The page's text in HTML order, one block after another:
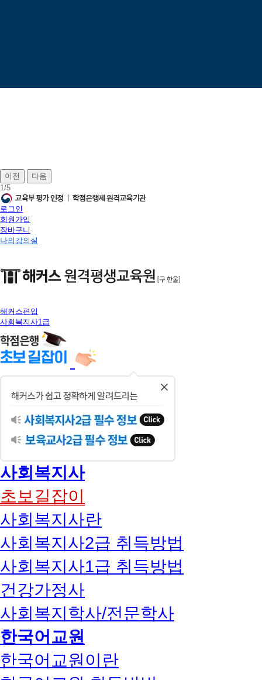
이전
다음
1/5
로그인
회원가입
장바구니
나의강의실
해커스편입
사회복지사1급
사회복지사
초보길잡이
사회복지사란
사회복지사2급 취득방법
사회복지사1급 취득방법
건강가정사
사회복지학사/전문학사
한국어교원
한국어교원이란